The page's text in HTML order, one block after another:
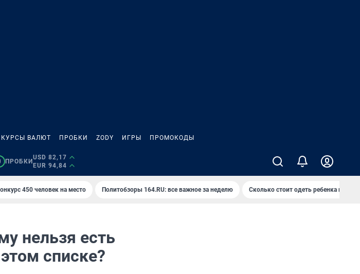
КУРСЫ ВАЛЮТ ПРОБКИ ZODY ИГРЫ ПРОМОКОДЫ
ПРОБКИ
USD 82,17
EUR 94,84
450 человек на место Политобзоры 164.RU: все важное за неделю Сколько стоит одеть ребенка на
нельзя есть
списке?